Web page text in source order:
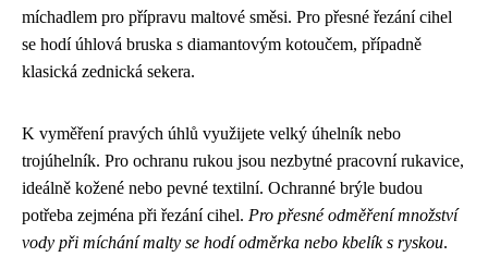
míchadlem pro přípravu maltové směsi. Pro přesné řezání cihel
se hodí úhlová bruska s diamantovým kotoučem, případně
klasická zednická sekera.
K vyměření pravých úhlů využijete velký úhelník nebo
trojúhelník. Pro ochranu rukou jsou nezbytné pracovní rukavice,
ideálně kožené nebo pevné textilní. Ochranné brýle budou
potřeba zejména při řezání cihel. Pro přesné odměření množství
vody při míchání malty se hodí odměrka nebo kbelík s ryskou.